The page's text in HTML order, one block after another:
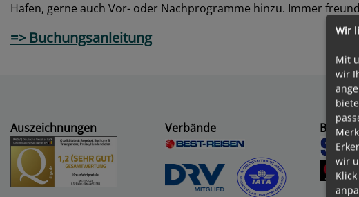
Hafen, gerne auch Vor- oder Nachprogramme hinzu. Immer
=> Buchungsanleitung
Auszeichnungen Verbände
Wir
Mit
wir
wir